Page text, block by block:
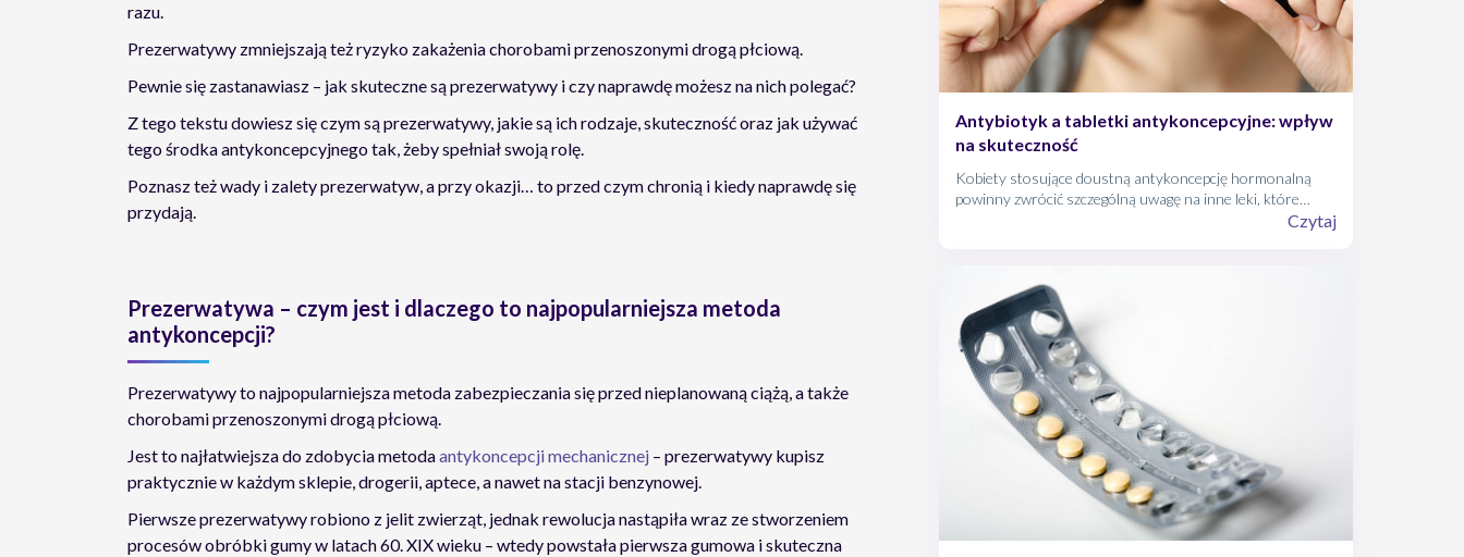
razu.
Prezerwatywy zmniejszają też ryzyko zakażenia chorobami przenoszonymi drogą płciową.
Pewnie się zastanawiasz – jak skuteczne są prezerwatywy i czy naprawdę możesz na nich polegać?
Z tego tekstu dowiesz się czym są prezerwatywy, jakie są ich rodzaje, skuteczność oraz jak używać
tego środka antykoncepcyjnego tak, żeby spełniał swoją rolę.
Poznasz też wady i zalety prezerwatyw, a przy okazji… to przed czym chronią i kiedy naprawdę się
przydają.
Prezerwatywa – czym jest i dlaczego to najpopularniejsza metoda
antykoncepcji?
Prezerwatywy to najpopularniejsza metoda zabezpieczania się przed nieplanowaną ciążą, a także
chorobami przenoszonymi drogą płciową.
Jest to najłatwiejsza do zdobycia metodaantykoncepcji mechanicznej – prezerwatywy kupisz
praktycznie w każdym sklepie, drogerii, aptece, a nawet na stacji benzynowej.
Pierwsze prezerwatywy robiono z jelit zwierząt, jednak rewolucja nastąpiła wraz ze stworzeniem
procesów obróbki gumy w latach 60. XIX wieku – wtedy powstała pierwsza gumowa i skuteczna
Antybiotyk a tabletki antykoncepcyjne: wpływ
na skuteczność
Kobiety stosujące doustną antykoncepcję hormonalną
powinny zwrócić szczególną uwagę na inne leki, które
przyjmują w tym samym czasie. Wiele z nich może bowiem
Czytaj